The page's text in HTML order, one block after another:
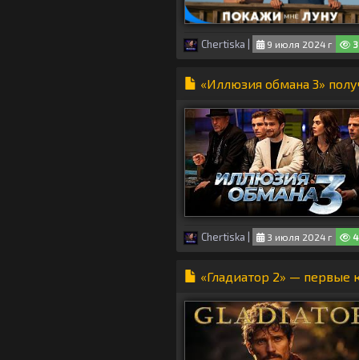
Chertiska | 9 июля 2024 г
«Иллюзия обмана 3»
Chertiska 3 июля 2024 г
«Гладиатор 2» — первые